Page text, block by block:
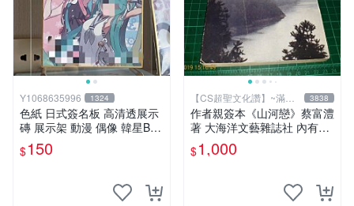
Y1068635996 1324
色紙 日式簽名板 高清透展示
磚 展示架 動漫 偶像 韓星BT
S hololive 中號 凹槽150*150
mm
$150
【CS超聖文化讚】~滿千
元送運
3838
作者親簽本《山河戀》蔡富澧
著 大海洋文藝雜誌社 內有註
記【CS超聖文化讚】
$1,000